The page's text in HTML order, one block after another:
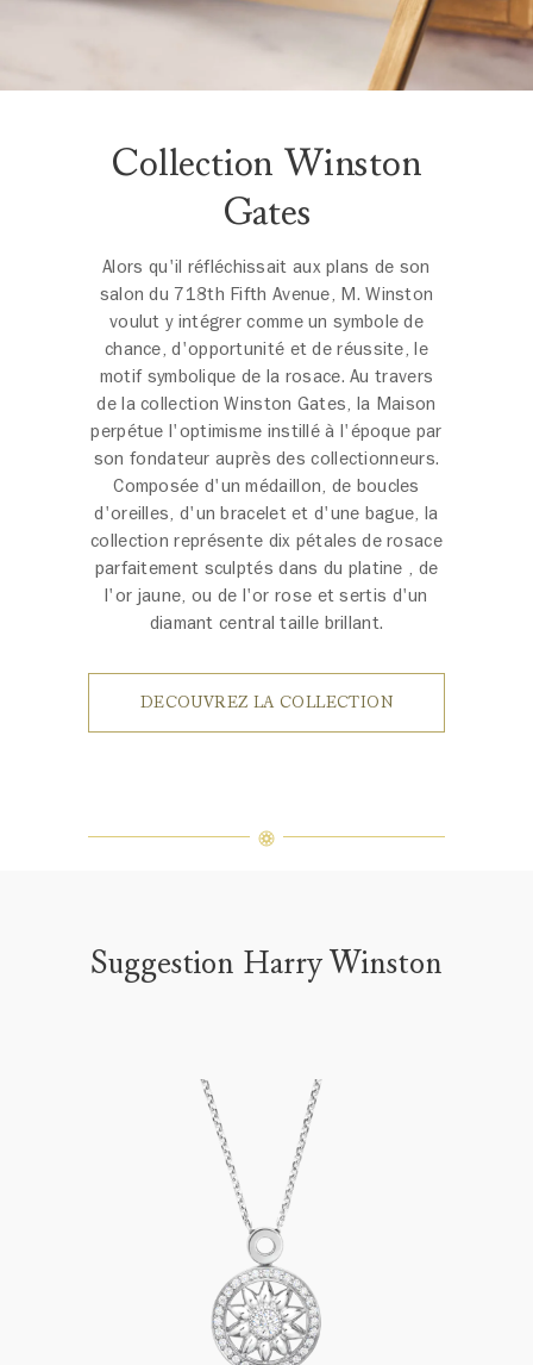
Collection Winston
Gates
Alors qu'il réfléchissait aux plans de son
salon du 718th Fifth Avenue, M. Winston
voulut y intégrer comme un symbole de
chance, d'opportunité et de réussite, le
motif symbolique de la rosace. Au travers
de la collection Winston Gates, la Maison
perpétue l'optimisme instillé à l'époque par
son fondateur auprès des collectionneurs.
Composée d'un médaillon, de boucles
d'oreilles, d'un bracelet et d'une bague, la
collection représente dix pétales de rosace
parfaitement sculptés dans du platine , de
l'or jaune, ou de l'or rose et sertis d'un
diamant central taille brillant.
DECOUVREZ LA COLLECTION
Suggestion Harry Winston